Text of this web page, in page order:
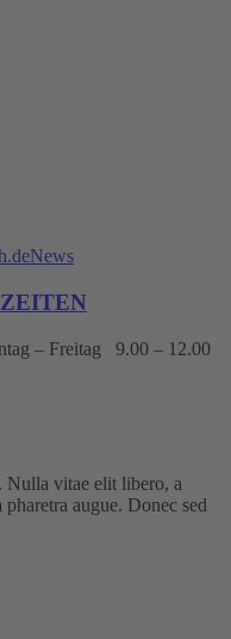
News
– Freitag 9.00 – 12.00
Nulla vitae elit libero, a
augue. Donec sed